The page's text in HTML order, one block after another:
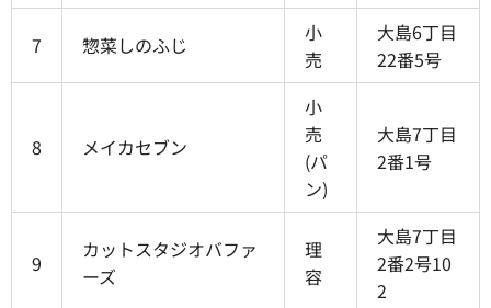
7 惣菜しのふじ
小
売
大島6丁目
22番5号
8 メイカセブン
小
売
(パ
ン)
大島7丁目
2番1号
9
カットスタジオバファ
ーズ
理
容
大島7丁目
2番2号10
2